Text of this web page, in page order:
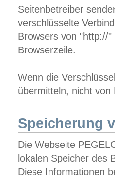
Seitenbetreiber
verschlüsselte
Browsers von "http://
Browserzeile.
Wenn die
übermitteln, nicht von
Speicherung
Die Webseite
lokalen Speicher des
Diese Informationen